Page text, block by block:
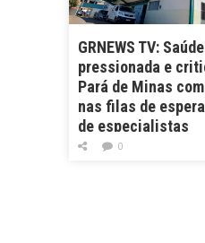
GRNEWS TV: Saúde
pressionada e
Pará de Minas
nas filas de
de especialistas
0